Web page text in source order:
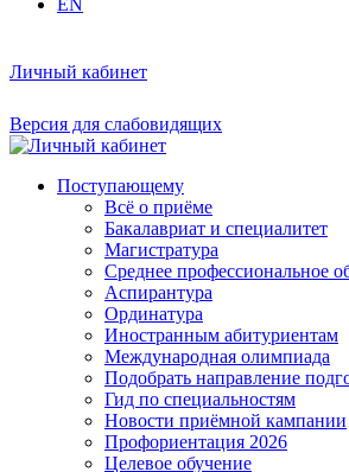
Личный кабинет
Версия для слабовидящих
Поступающему
Всё о приёме
Бакалавриат и специалитет
Магистратура
Среднее профессиональное
Аспирантура
Ординатура
Иностранным абитуриентам
Международная олимпиада
Подобрать направление
Гид по специальностям
Новости приёмной кампании
Профориентация 2026
Целевое обучение